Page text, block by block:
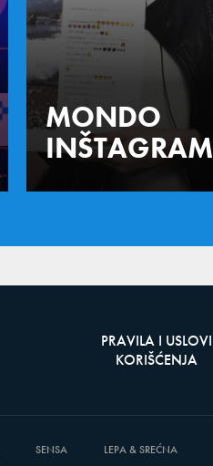
MONDO
INŠTAGRAM
PRAVILA I USLOVI
KORIŠĆENJA
SENSA LEPA & SREĆNA